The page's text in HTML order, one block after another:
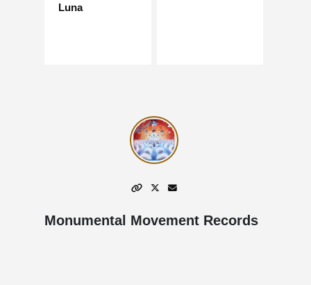
Luna
Monumental Movement Records